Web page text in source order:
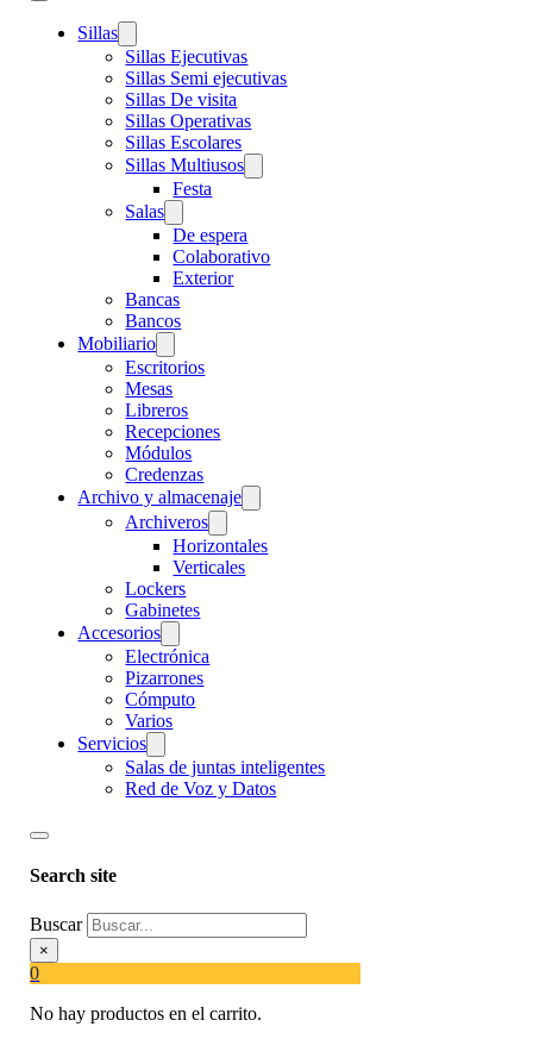
Sillas
Sillas Ejecutivas
Sillas Semi ejecutivas
Sillas De visita
Sillas Operativas
Sillas Escolares
Sillas Multiusos
Festa
Salas
De espera
Colaborativo
Exterior
Bancas
Bancos
Mobiliario
Escritorios
Mesas
Libreros
Recepciones
Módulos
Credenzas
Archivo y almacenaje
Archiveros
Horizontales
Verticales
Lockers
Gabinetes
Accesorios
Electrónica
Pizarrones
Cómputo
Varios
Servicios
Salas de juntas inteligentes
Red de Voz y Datos
Search site
Buscar
×
0
No hay productos en el carrito.